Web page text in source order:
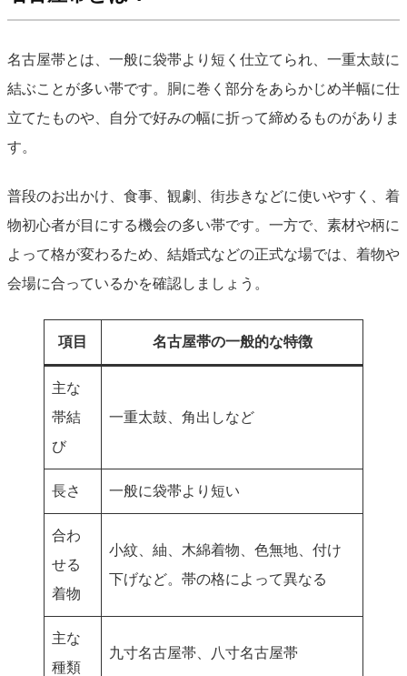
名古屋帯とは、一般に袋帯より短く仕立てられ、一重太鼓に
結ぶことが多い帯です。胴に巻く部分をあらかじめ半幅に仕
立てたものや、自分で好みの幅に折って締めるものがありま
す。
普段のお出かけ、食事、観劇、街歩きなどに使いやすく、着
物初心者が目にする機会の多い帯です。一方で、素材や柄に
よって格が変わるため、結婚式などの正式な場では、着物や
会場に合っているかを確認しましょう。
項目 名古屋帯の一般的な特徴
主な
帯結
び
一重太鼓、角出しなど
長さ 一般に袋帯より短い
合わ
せる
着物
小紋、紬、木綿着物、色無地、付け
下げなど。帯の格によって異なる
主な
種類
九寸名古屋帯、八寸名古屋帯